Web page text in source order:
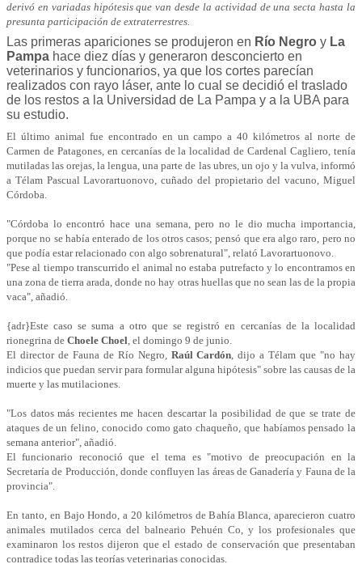
derivó en variadas hipótesis que van desde la actividad de una secta hasta la
presunta participación de extraterrestres.
Las primeras apariciones se produjeron en Río Negro y La
Pampa hace diez días y generaron desconcierto en
veterinarios y funcionarios, ya que los cortes parecían
realizados con rayo láser, ante lo cual se decidió el traslado
de los restos a la Universidad de La Pampa y a la UBA para
su estudio.
El último animal fue encontrado en un campo a 40 kilómetros al norte de
Carmen de Patagones, en cercanías de la localidad de Cardenal Cagliero, tenía
mutiladas las orejas, la lengua, una parte de las ubres, un ojo y la vulva, informó
a Télam Pascual Lavorartuonovo, cuñado del propietario del vacuno, Miguel
Córdoba.
"Córdoba lo encontró hace una semana, pero no le dio mucha importancia,
porque no se había enterado de los otros casos; pensó que era algo raro, pero no
que podía estar relacionado con algo sobrenatural", relató Lavorartuonovo.
"Pese al tiempo transcurrido el animal no estaba putrefacto y lo encontramos en
una zona de tierra arada, donde no hay otras huellas que no sean las de la propia
vaca", añadió.
{adr}Este caso se suma a otro que se registró en cercanías de la localidad
rionegrina de Choele Choel, el domingo 9 de junio.
El director de Fauna de Río Negro, Raúl Cardón, dijo a Télam que "no hay
indicios que puedan servir para formular alguna hipótesis" sobre las causas de la
muerte y las mutilaciones.
"Los datos más recientes me hacen descartar la posibilidad de que se trate de
ataques de un felino, conocido como gato chaqueño, que habíamos pensado la
semana anterior", añadió.
El funcionario reconoció que el tema es "motivo de preocupación en la
Secretaría de Producción, donde confluyen las áreas de Ganadería y Fauna de la
provincia".
En tanto, en Bajo Hondo, a 20 kilómetros de Bahía Blanca, aparecieron cuatro
animales mutilados cerca del balneario Pehuén Co, y los profesionales que
examinaron los restos dijeron que el estado de conservación que presentaban
contradice todas las teorías veterinarias conocidas.